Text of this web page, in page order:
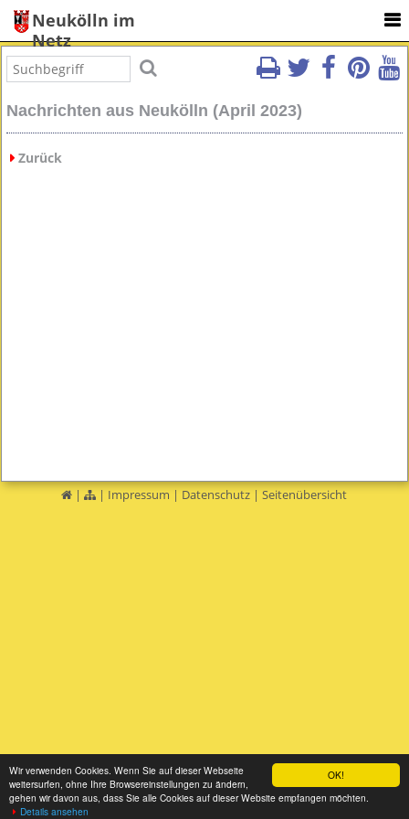
OK!
Wir verwenden Cookies. Wenn Sie auf dieser Webseite
weitersurfen, ohne Ihre Browsereinstellungen zu ändern,
gehen wir davon aus, dass Sie alle Cookies auf dieser Website empfangen möchten.
Details ansehen
Neukölln im
Netz
Nachrichten aus Neukölln (April 2023)
Zurück
| | Impressum | Datenschutz |Seitenübersicht